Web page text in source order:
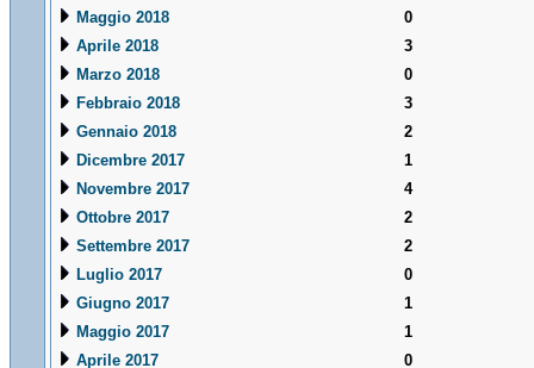
Maggio 2018
0
Aprile 2018
3
Marzo 2018
0
Febbraio 2018
3
Gennaio 2018
2
Dicembre 2017
1
Novembre 2017
4
Ottobre 2017
2
Settembre 2017
2
Luglio 2017
0
Giugno 2017
1
Maggio 2017
1
Aprile 2017
0